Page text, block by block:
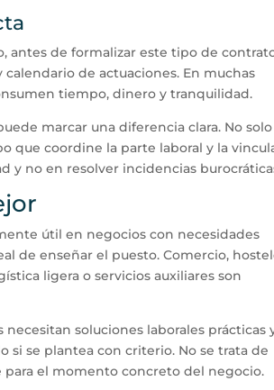
antes de formalizar este tipo de
de actuaciones. En muchas
tiempo, dinero y tranquilidad.
marcar una diferencia clara. No
que coordine la parte laboral y la
y no en resolver incidencias
útil en negocios con necesidades
de enseñar el puesto. Comercio,
ligera o servicios auxiliares son
soluciones laborales prácticas
si se plantea con criterio. No se trata de
el momento concreto del negocio.